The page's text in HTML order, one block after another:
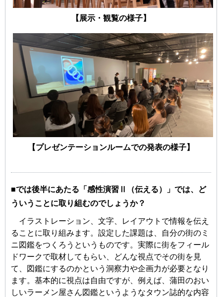
【展示・観覧の様子】
【プレゼンテーションルームでの発表の様子】
■では後半にあたる「感性演習Ⅱ（伝える）」では、ど
ういうことに取り組むのでしょうか？
イラストレーション、文字、レイアウトで情報を伝え
ることに取り組みます。設定した課題は、自分の街のミ
ニ図鑑をつくろうというものです。実際に街をフィール
ドワークで取材してもらい、どんな視点でその街を見
て、図鑑にするのかという洞察力や企画力が必要となり
ます。基本的に視点は自由ですが、例えば、蒲田のおい
しいラーメン屋さん図鑑というようなタウン誌的な内容